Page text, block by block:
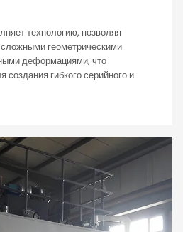
технологию, позволяя
геометрическими
деформациями, что
создания гибкого серийного и